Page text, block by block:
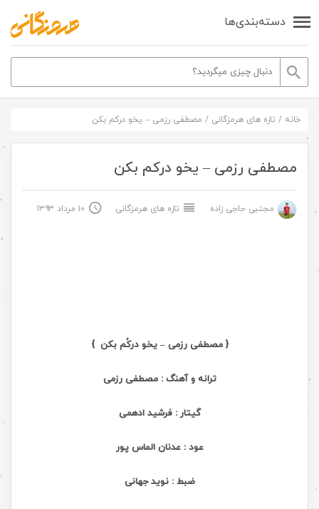
دسته‌بندی‌ها
خانه / تازه های هرمزگانی / مصطفی رزمی – یخو درکم بکن
مصطفی رزمی – یخو درکم بکن
مجتبی حاجی زاده تازه های هرمزگانی ۱۰ مرداد ۱۳۹۳
{ مصطفی رزمی – یخو درکُم بکن }
ترانه و آهنگ : مصطفی رزمی
گیتار : فرشید ادهمی
عود : عدنان الماس پور
ضبط : نوید جهانی